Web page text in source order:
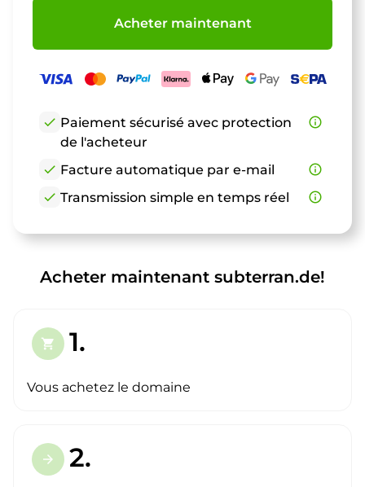
Acheter maintenant
check Paiement sécurisé avec protection
de l'acheteur
info_outline
check Facture automatique par e-mail
info_outline
check Transmission simple en temps réel info_outline
Acheter maintenant subterran.de!
shopping_cart 1.
Vous achetez le domaine
arrow_forward 2.